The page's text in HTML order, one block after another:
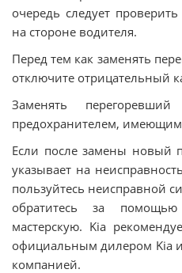
очередь следует
на стороне водителя.
Перед тем как заменять
отключите отрицательный
Заменять
предохранителем,
Если после замены новый
указывает на
пользуйтесь неисправной
обратитесь за
мастерскую. Kia
официальным дилером Kia
компанией.